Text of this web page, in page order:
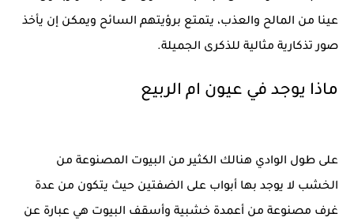
عينا من المالح والعذب، يتمتع برؤيتهم السائح ويمكن إن يأخذ
صور تذكارية مثالية للذكرى الجميلة.
ماذا يوجد في عيون ام الربيع
على طول الوادي هنالك الكثير من البيوت المصنوعة من
الخشب لا يوجد بها أبواب على الضفتين حيث يتكون من عدة
غرف مصنوعة من أعمدة خشبية وأسقف البيوت هي عبارة عن